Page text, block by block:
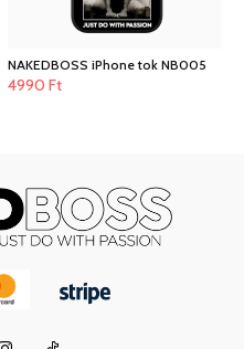
NAKEDBOSS iPhone tok NB005
4990 Ft